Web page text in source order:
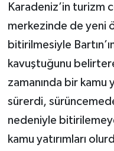
Karadeniz’in turizm
merkezinde de yeni
bitirilmesiyle
kavuştuğunu
zamanında bir kamu
sürerdi,
nedeniyle
kamu yatırımları